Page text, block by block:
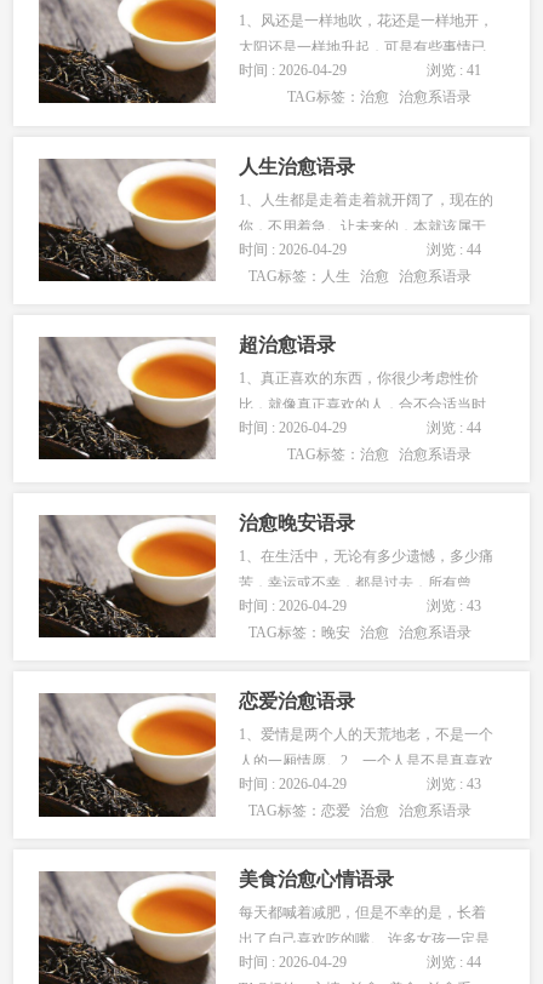
1、风还是一样地吹，花还是一样地开，
太阳还是一样地升起，可是有些事情已
经变得不一样了。2、向日葵告诉我，只
要面对着阳光努力向上，日子就会变得
佛明白，很多事…...
时间 : 2026-04-29
浏览 : 41
TAG标签：治愈 治愈系语录
人生治愈语录
1、人生都是走着走着就开阔了，现在的
你，不用着急。让未来的，本就该属于
你的树再长长，那些花再开开，等你遇
见的时候，才是他们最美的时候。2、每
只有你努力的轨迹；没…...
时间 : 2026-04-29
浏览 : 44
TAG标签： 人生 治愈 治愈系语录
超治愈语录
1、真正喜欢的东西，你很少考虑性价
比，就像真正喜欢的人，合不合适当时
真的不太在意。2、做着困难的工作和看
不下去的书一样，恰恰是人最需要的东
你，这些才是最该硬着头…...
时间 : 2026-04-29
浏览 : 44
TAG标签：治愈 治愈系语录
治愈晚安语录
1、在生活中，无论有多少遗憾，多少痛
苦，幸运或不幸，都是过去，所有曾
经，放下，都会很容易。晚安！2、你现
在所做的一切，无论好坏，生活必当在
是这样，不能叫人…...
时间 : 2026-04-29
浏览 : 43
TAG标签：晚安 治愈 治愈系语录
恋爱治愈语录
1、爱情是两个人的天荒地老，不是一个
人的一厢情愿。2、一个人是不是真喜欢
你。并非看他说什么，而是看他为你放
弃什么。就算嘴里说一百次爱你，却丝
摆出一副生死相随的样…...
时间 : 2026-04-29
浏览 : 43
TAG标签：恋爱 治愈 治愈系语录
美食治愈心情语录
每天都喊着减肥，但是不幸的是，长着
出了自己喜欢吃的嘴。 许多女孩一定是
这样的。 没关系，让我们的眼睛也吸收
时间 : 2026-04-29
浏览 : 44